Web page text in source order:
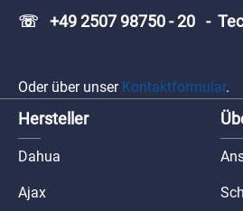
☏ +49 2507 98750 - 20 -
Oder über unser Kontaktformular.
Hersteller
Dahua
Ajax